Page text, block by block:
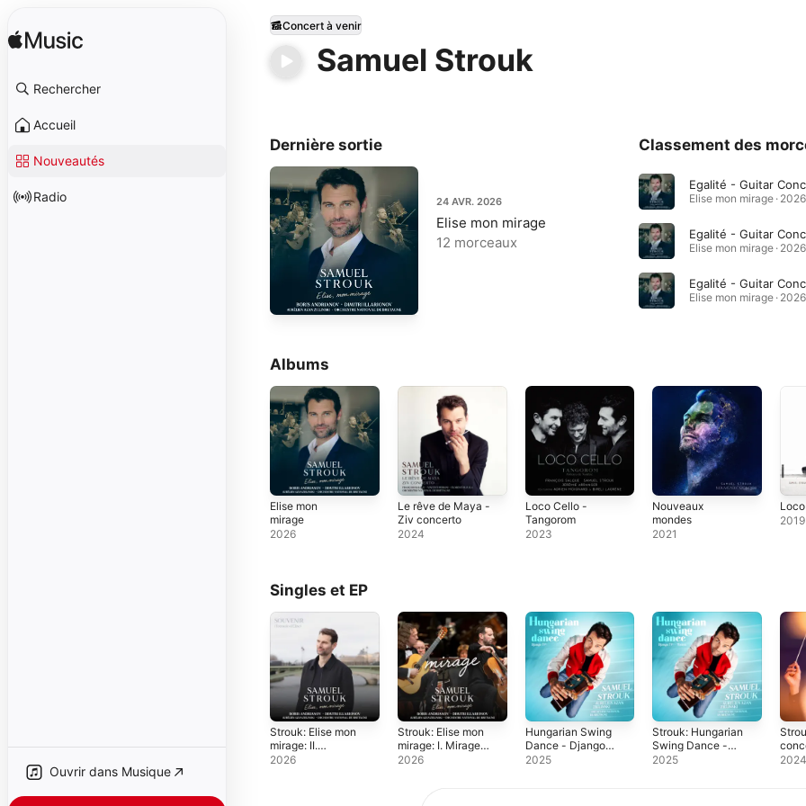
Rechercher
Accueil
Nouveautés
Radio
Ouvrir dans Musique
Samuel Strouk
Concert à venir
Dernière sortie
24 AVR. 2026
Elise mon mirage
12 morceaux
Classement des
Elise mon mirage · 2026
Elise mon mirage · 2026
Elise mon mirage · 2026
Albums
Elise mon
mirage
2026
Le rêve de Maya -
Ziv concerto
2024
Loco Cello -
Tangorom
2023
Nouveaux
mondes
2021
2019
Singles et EP
Strouk: Elise mon
mirage: II.
Souvenir (Trémolo
2026
Strouk: Elise mon
mirage: I. Mirage
(Radio Edit) -
2026
Hungarian Swing
Dance - Django
71th - EP
2025
Strouk: Hungarian
Swing Dance -
Django 71th
2025 2024